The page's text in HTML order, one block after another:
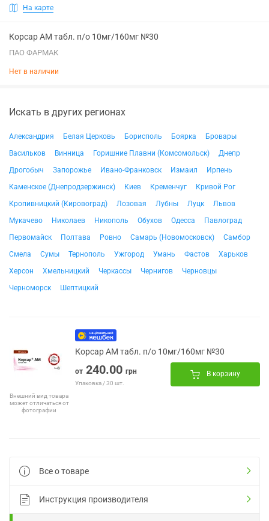
На карте
Корсар АМ табл. п/о 10мг/160мг №30
ПАО ФАРМАК
Нет в наличии
Искать в других регионах
Александрия Белая Церковь Борисполь Боярка
Бровары
Васильков
Винница Горишние Плавни (Комсомольск)
Днепр
Дрогобыч
Запорожье Ивано-Франковск Измаил
Ирпень
Каменское (Днепродзержинск)
Киев Кременчуг
Кривой Рог
Кропивницкий (Кировоград)
Лозовая Лубны Луцк
Львов
Мукачево
Николаев Никополь Обухов Одесса
Павлоград
Первомайск
Полтава Ровно Самарь (Новомосковск)
Самбор
Смела
Сумы Тернополь Ужгород Умань Фастов
Харьков
Херсон
Хмельницкий Черкассы Чернигов
Черновцы
Черноморск
Шептицкий
Внешний вид товара
может отличаться от
фотографии
Корсар АМ табл. п/о 10мг/160мг №30
от 240.00 грн
Упаковка / 30 шт.
В корзину
Все о товаре
Инструкция производителя